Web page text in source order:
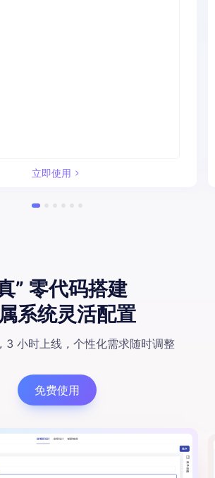
立即使用
” 零代码搭建
系统灵活配置
， 3 小时上线 ， 个性化需求随时调整
免费使用